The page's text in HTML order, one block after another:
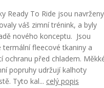
Ready To Ride jsou navrženy
váš zimní trénink, a byly
nového konceptu. Jsou
termální fleecové tkaniny a
ochranu před chladem.
popruhy udržují kalhoty
Tyto kal... celý popis